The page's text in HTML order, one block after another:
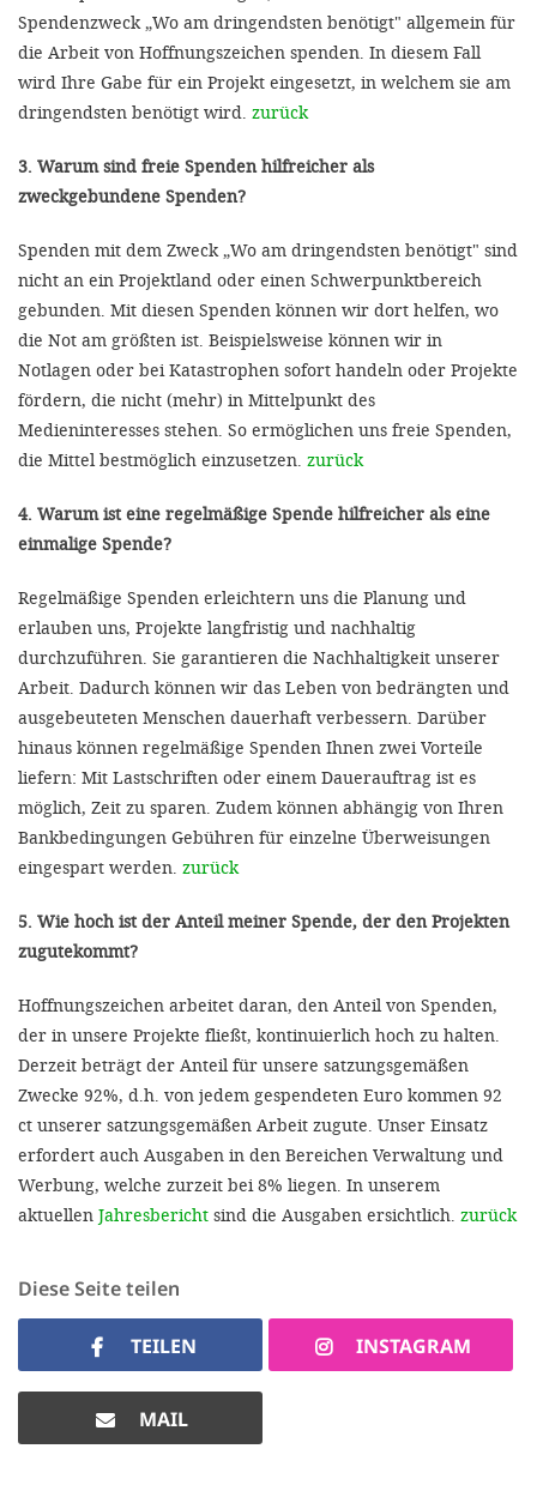
Spendenzweck „Wo am dringendsten benötigt" allgemein für
die Arbeit von Hoffnungszeichen spenden. In diesem Fall
wird Ihre Gabe für ein Projekt eingesetzt, in welchem sie am
dringendsten benötigt wird. zurück
3. Warum sind freie Spenden hilfreicher als
zweckgebundene Spenden?
Spenden mit dem Zweck „Wo am dringendsten benötigt" sind
nicht an ein Projektland oder einen Schwerpunktbereich
gebunden. Mit diesen Spenden können wir dort helfen, wo
die Not am größten ist. Beispielsweise können wir in
Notlagen oder bei Katastrophen sofort handeln oder Projekte
fördern, die nicht (mehr) in Mittelpunkt des
Medieninteresses stehen. So ermöglichen uns freie Spenden,
die Mittel bestmöglich einzusetzen. zurück
4. Warum ist eine regelmäßige Spende hilfreicher als eine
einmalige Spende?
Regelmäßige Spenden erleichtern uns die Planung und
erlauben uns, Projekte langfristig und nachhaltig
durchzuführen. Sie garantieren die Nachhaltigkeit unserer
Arbeit. Dadurch können wir das Leben von bedrängten und
ausgebeuteten Menschen dauerhaft verbessern. Darüber
hinaus können regelmäßige Spenden Ihnen zwei Vorteile
liefern: Mit Lastschriften oder einem Dauerauftrag ist es
möglich, Zeit zu sparen. Zudem können abhängig von Ihren
Bankbedingungen Gebühren für einzelne Überweisungen
eingespart werden. zurück
5. Wie hoch ist der Anteil meiner Spende, der den Projekten
zugutekommt?
Hoffnungszeichen arbeitet daran, den Anteil von Spenden,
der in unsere Projekte fließt, kontinuierlich hoch zu halten.
Derzeit beträgt der Anteil für unsere satzungsgemäßen
Zwecke 92%, d.h. von jedem gespendeten Euro kommen 92
ct unserer satzungsgemäßen Arbeit zugute. Unser Einsatz
erfordert auch Ausgaben in den Bereichen Verwaltung und
Werbung, welche zurzeit bei 8% liegen. In unserem
aktuellen Jahresbericht sind die Ausgaben ersichtlich. zurück
Diese Seite teilen
TEILEN INSTAGRAM
MAIL